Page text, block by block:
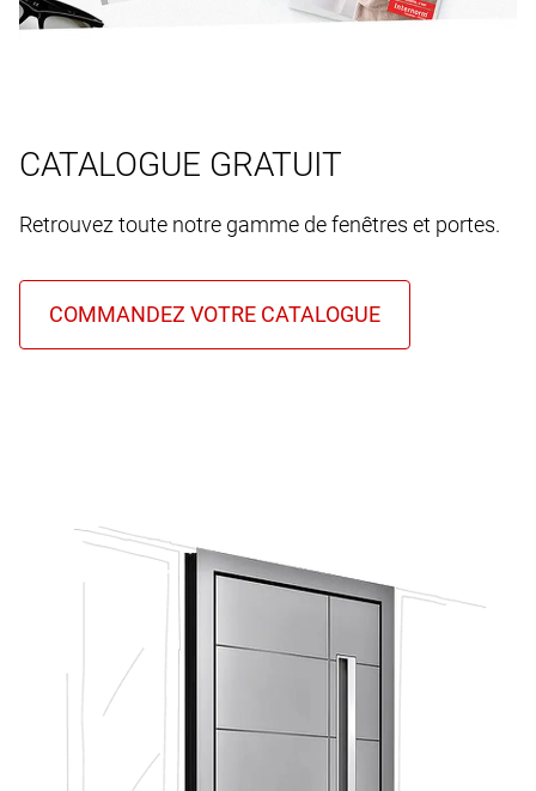
CATALOGUE GRATUIT
Retrouvez toute notre gamme de fenêtres et portes.